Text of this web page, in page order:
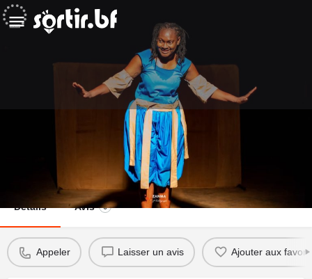
Détails Avis 0
Appeler Laisser un avis Ajouter aux